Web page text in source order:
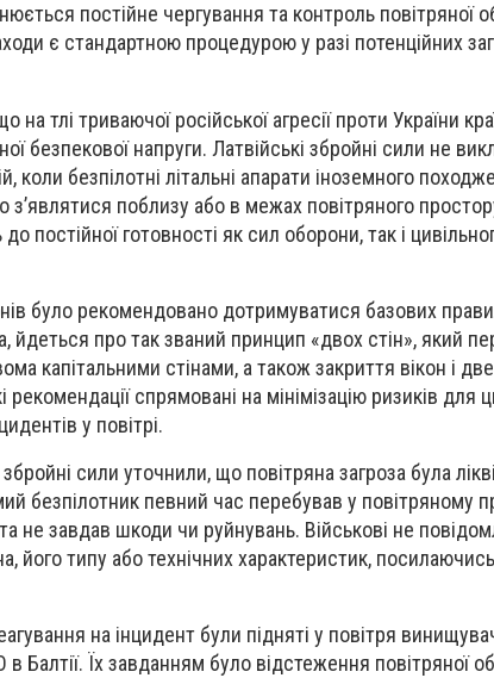
постійне чергування та контроль повітряної
є стандартною процедурою у разі потенційних
тлі триваючої російської агресії проти України
безпекової напруги. Латвійські збройні сили не
коли безпілотні літальні апарати іноземного
поблизу або в межах повітряного
постійної готовності як сил оборони, так і
було рекомендовано дотримуватися базових
йдеться про так званий принцип «двох стін», який
капітальними стінами, а також закриття вікон і
спрямовані на мінімізацію ризиків для
у повітрі.
сили уточнили, що повітряна загроза була
безпілотник певний час перебував у повітряному
не завдав шкоди чи руйнувань. Військові не
типу або технічних характеристик,
на інцидент були підняті у повітря
Балтії. Їх завданням було відстеження повітряної